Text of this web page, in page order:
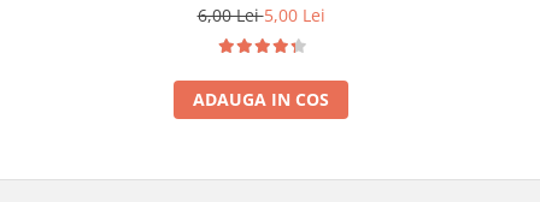
6,00 Lei5,00 Lei
ADAUGA IN COS